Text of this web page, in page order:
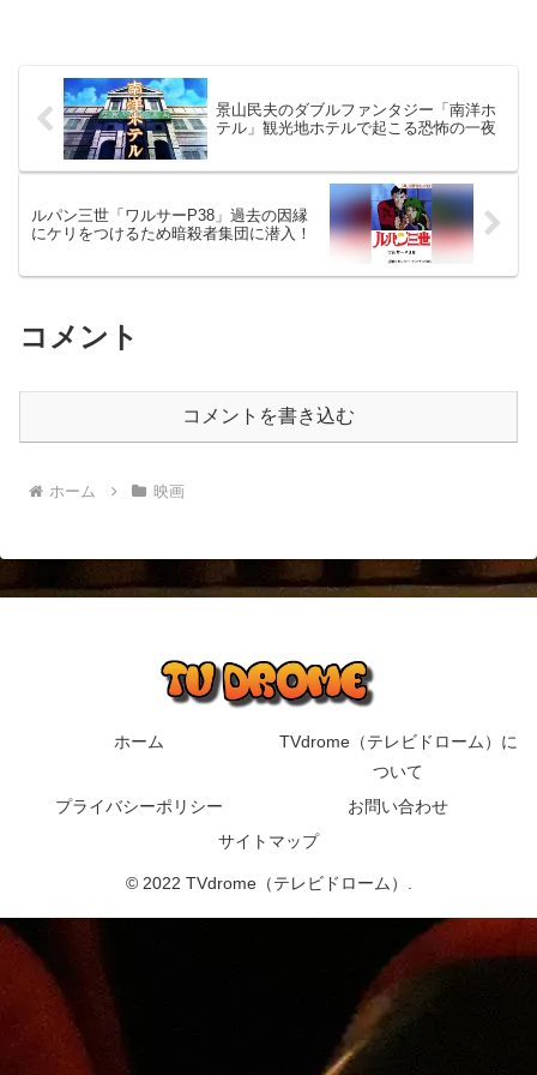
景山民夫のダブルファンタジー「南洋ホ
テル」観光地ホテルで起こる恐怖の一夜
ルパン三世「ワルサーP38」過去の因縁
にケリをつけるため暗殺者集団に潜入！
コメント
コメントを書き込む
ホーム 映画
ホーム
TVdrome（テレビドローム）に
ついて
プライバシーポリシー
お問い合わせ
サイトマップ
© 2022 TVdrome（テレビドローム）.